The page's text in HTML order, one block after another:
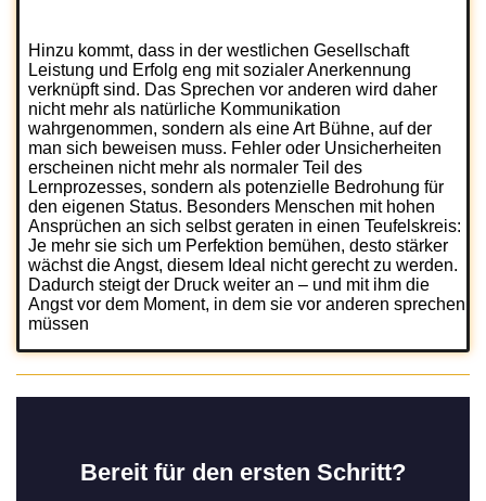
Hinzu kommt, dass in der westlichen Gesellschaft
Leistung und Erfolg eng mit sozialer Anerkennung
verknüpft sind. Das Sprechen vor anderen wird daher
nicht mehr als natürliche Kommunikation
wahrgenommen, sondern als eine Art Bühne, auf der
man sich beweisen muss. Fehler oder Unsicherheiten
erscheinen nicht mehr als normaler Teil des
Lernprozesses, sondern als potenzielle Bedrohung für
den eigenen Status. Besonders Menschen mit hohen
Ansprüchen an sich selbst geraten in einen Teufelskreis:
Je mehr sie sich um Perfektion bemühen, desto stärker
wächst die Angst, diesem Ideal nicht gerecht zu werden.
Dadurch steigt der Druck weiter an – und mit ihm die
Angst vor dem Moment, in dem sie vor anderen sprechen
müssen
Bereit für den ersten Schritt?